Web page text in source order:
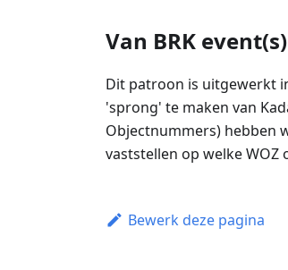
Van BRK
Dit patroon is uitgewerkt
'sprong' te maken van
Objectnummers) hebben
vaststellen op welke
Bewerk deze pagina